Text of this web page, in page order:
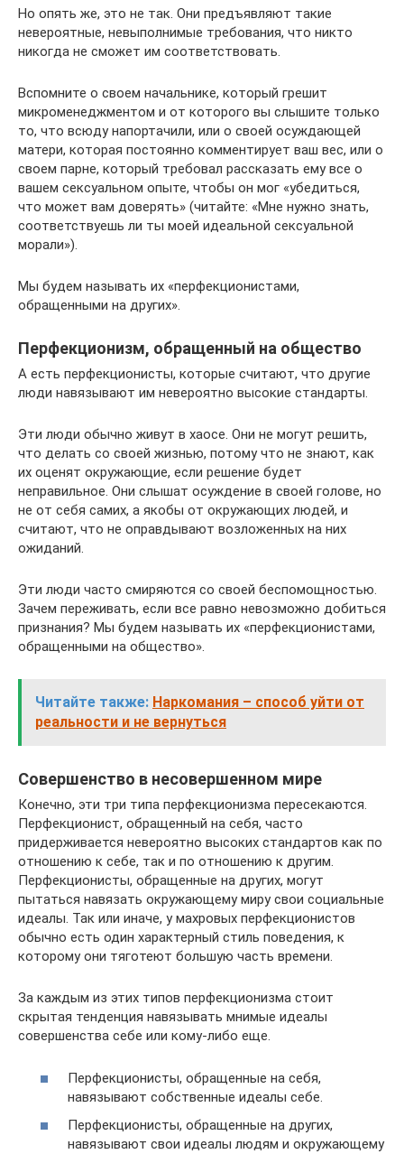
Но опять же, это не так. Они предъявляют такие
невероятные, невыполнимые требования, что никто
никогда не сможет им соответствовать.
Вспомните о своем начальнике, который грешит
микроменеджментом и от которого вы слышите только
то, что всюду напортачили, или о своей осуждающей
матери, которая постоянно комментирует ваш вес, или о
своем парне, который требовал рассказать ему все о
вашем сексуальном опыте, чтобы он мог «убедиться,
что может вам доверять» (читайте: «Мне нужно знать,
соответствуешь ли ты моей идеальной сексуальной
морали»).
Мы будем называть их «перфекционистами,
обращенными на других».
Перфекционизм, обращенный на общество
А есть перфекционисты, которые считают, что другие
люди навязывают им невероятно высокие стандарты.
Эти люди обычно живут в хаосе. Они не могут решить,
что делать со своей жизнью, потому что не знают, как
их оценят окружающие, если решение будет
неправильное. Они слышат осуждение в своей голове, но
не от себя самих, а якобы от окружающих людей, и
считают, что не оправдывают возложенных на них
ожиданий.
Эти люди часто смиряются со своей беспомощностью.
Зачем переживать, если все равно невозможно добиться
признания? Мы будем называть их «перфекционистами,
обращенными на общество».
Читайте также: Наркомания – способ уйти от
реальности и не вернуться
Совершенство в несовершенном мире
Конечно, эти три типа перфекционизма пересекаются.
Перфекционист, обращенный на себя, часто
придерживается невероятно высоких стандартов как по
отношению к себе, так и по отношению к другим.
Перфекционисты, обращенные на других, могут
пытаться навязать окружающему миру свои социальные
идеалы. Так или иначе, у махровых перфекционистов
обычно есть один характерный стиль поведения, к
которому они тяготеют большую часть времени.
За каждым из этих типов перфекционизма стоит
скрытая тенденция навязывать мнимые идеалы
совершенства себе или кому-либо еще.
Перфекционисты, обращенные на себя,
навязывают собственные идеалы себе.
Перфекционисты, обращенные на других,
навязывают свои идеалы людям и окружающему